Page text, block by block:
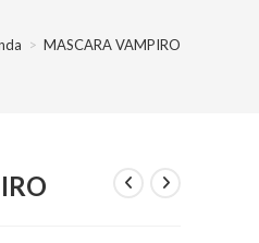
> MASCARA VAMPIRO